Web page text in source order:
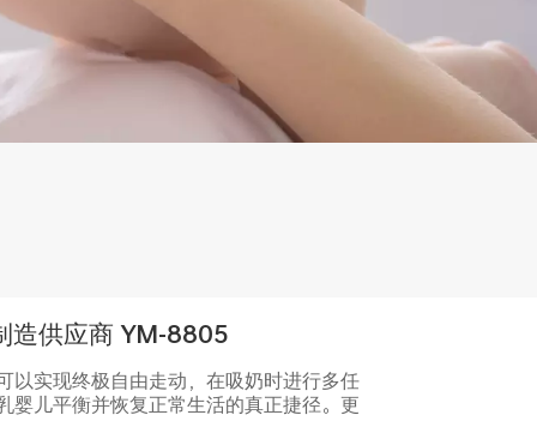
造供应商 YM-8805
以实现终极自由走动，在吸奶时进行多任
婴儿平衡并恢复正常生活的真正捷径。更